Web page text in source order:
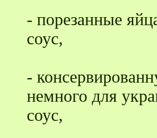
- порезанные
соус,
-
немного для
соус,